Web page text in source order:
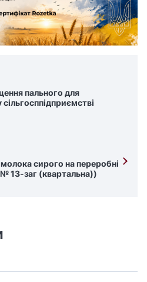
пального для
сирого на переробні
13-заг (квартальна))